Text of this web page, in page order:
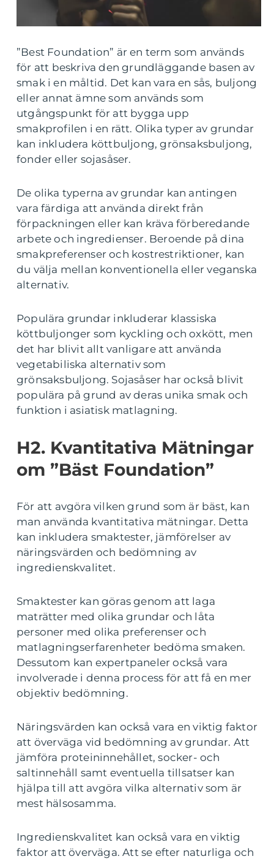
”Best Foundation” är en term som används
för att beskriva den grundläggande basen av
smak i en måltid. Det kan vara en sås, buljong
eller annat ämne som används som
utgångspunkt för att bygga upp
smakprofilen i en rätt. Olika typer av grundar
kan inkludera köttbuljong, grönsaksbuljong,
fonder eller sojasåser.
De olika typerna av grundar kan antingen
vara färdiga att använda direkt från
förpackningen eller kan kräva förberedande
arbete och ingredienser. Beroende på dina
smakpreferenser och kostrestriktioner, kan
du välja mellan konventionella eller veganska
alternativ.
Populära grundar inkluderar klassiska
köttbuljonger som kyckling och oxkött, men
det har blivit allt vanligare att använda
vegetabiliska alternativ som
grönsaksbuljong. Sojasåser har också blivit
populära på grund av deras unika smak och
funktion i asiatisk matlagning.
H2. Kvantitativa Mätningar
om ”Bäst Foundation”
För att avgöra vilken grund som är bäst, kan
man använda kvantitativa mätningar. Detta
kan inkludera smaktester, jämförelser av
näringsvärden och bedömning av
ingredienskvalitet.
Smaktester kan göras genom att laga
maträtter med olika grundar och låta
personer med olika preferenser och
matlagningserfarenheter bedöma smaken.
Dessutom kan expertpaneler också vara
involverade i denna process för att få en mer
objektiv bedömning.
Näringsvärden kan också vara en viktig faktor
att överväga vid bedömning av grundar. Att
jämföra proteininnehållet, socker- och
saltinnehåll samt eventuella tillsatser kan
hjälpa till att avgöra vilka alternativ som är
mest hälsosamma.
Ingredienskvalitet kan också vara en viktig
faktor att överväga. Att se efter naturliga och